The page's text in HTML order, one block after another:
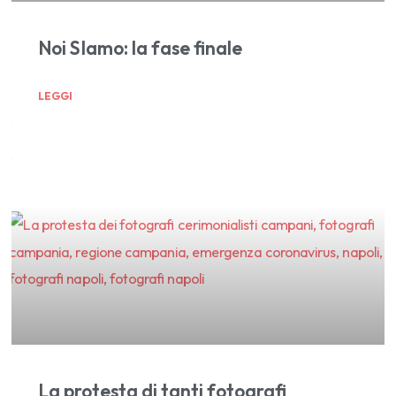
Noi SIamo: la fase finale
LEGGI
La protesta di tanti fotografi